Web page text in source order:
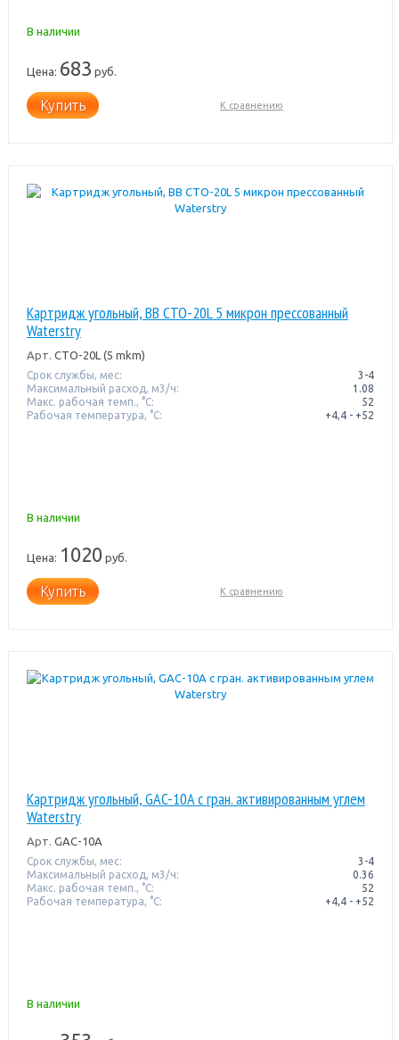
В наличии
Цена: 683 руб.
Купить К сравнению
Картридж угольный, BB CTO-20L 5 микрон прессованный
Waterstry
Арт. CTO-20L (5 mkm)
Срок службы, мес:
3-4
Максимальный расход, м3/ч:
1.08
Макс. рабочая темп., °С:
52
Рабочая температура, °C:
+4,4 - +52
В наличии
Цена: 1020 руб.
Купить К сравнению
Картридж угольный, GAC-10A с гран. активированным углем
Waterstry
Арт. GAC-10A
Срок службы, мес:
3-4
Максимальный расход, м3/ч:
0.36
Макс. рабочая темп., °С:
52
Рабочая температура, °C:
+4,4 - +52
В наличии